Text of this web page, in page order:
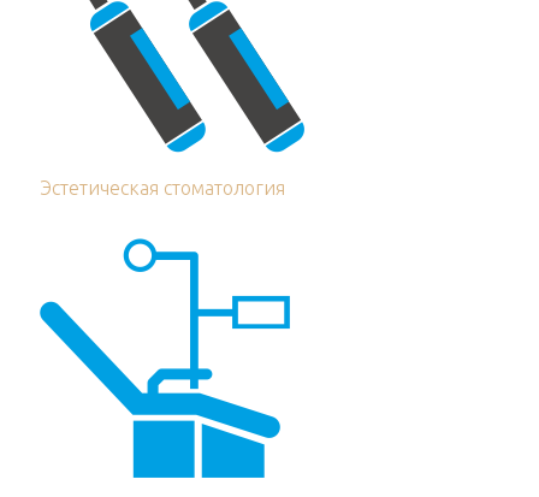
Эстетическая стоматология